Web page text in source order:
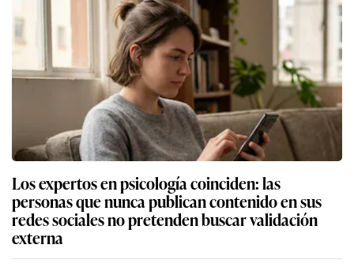
Los expertos en psicología coinciden: las
personas que nunca publican contenido en sus
redes sociales no pretenden buscar validación
externa